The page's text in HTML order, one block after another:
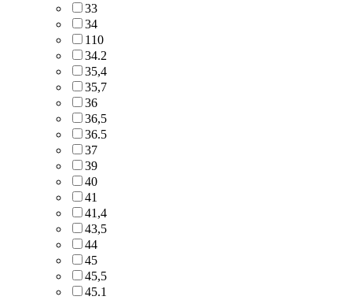
33
34
110
34.2
35,4
35,7
36
36,5
36.5
37
39
40
41
41,4
43,5
44
45
45,5
45.1